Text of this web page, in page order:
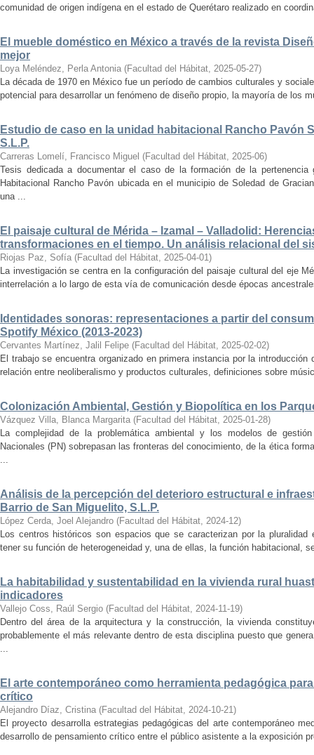
comunidad de origen indígena en el estado de Querétaro realizado en
El mueble doméstico en México a través de la revista
mejor
Loya Meléndez, Perla Antonia (Facultad del Hábitat, 2025-05-27)
La década de 1970 en México fue un período de cambios culturales y
potencial para desarrollar un fenómeno de diseño propio, la mayoría de los
Estudio de caso en la unidad habitacional Rancho Pavón
S.L.P.
Carreras Lomelí, Francisco Miguel (Facultad del Hábitat, 2025-06)
Tesis dedicada a documentar el caso de la formación de la
Habitacional Rancho Pavón ubicada en el municipio de Soledad de
una ...
El paisaje cultural de Mérida – Izamal – Valladolid:
transformaciones en el tiempo. Un análisis relacional del
Riojas Paz, Sofía (Facultad del Hábitat, 2025-04-01)
La investigación se centra en la configuración del paisaje cultural del eje
interrelación a lo largo de esta vía de comunicación desde épocas
Identidades sonoras: representaciones a partir del
Spotify México (2013-2023)
Cervantes Martínez, Jalil Felipe (Facultad del Hábitat, 2025-02-02)
El trabajo se encuentra organizado en primera instancia por la
relación entre neoliberalismo y productos culturales, definiciones sobre
Colonización Ambiental, Gestión y Biopolítica en los
Vázquez Villa, Blanca Margarita (Facultad del Hábitat, 2025-01-28)
La complejidad de la problemática ambiental y los modelos de
Nacionales (PN) sobrepasan las fronteras del conocimiento, de la ética
...
Análisis de la percepción del deterioro estructural e
Barrio de San Miguelito, S.L.P.
López Cerda, Joel Alejandro (Facultad del Hábitat, 2024-12)
Los centros históricos son espacios que se caracterizan por la
tener su función de heterogeneidad y, una de ellas, la función habitacional,
La habitabilidad y sustentabilidad en la vivienda rural
indicadores
Vallejo Coss, Raúl Sergio (Facultad del Hábitat, 2024-11-19)
Dentro del área de la arquitectura y la construcción, la vivienda
probablemente el más relevante dentro de esta disciplina puesto que
...
El arte contemporáneo como herramienta pedagógica
crítico
Alejandro Díaz, Cristina (Facultad del Hábitat, 2024-10-21)
El proyecto desarrolla estrategias pedagógicas del arte contemporáneo
desarrollo de pensamiento crítico entre el público asistente a la exposición